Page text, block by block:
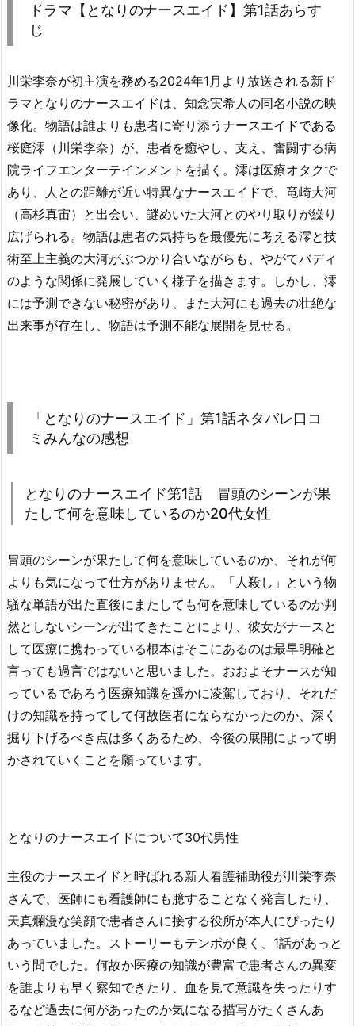
ドラマ【となりのナースエイド】第1話あらす
じ
川栄李奈が初主演を務める2024年1月より放送される新ド
ラマとなりのナースエイドは、知念実希人の同名小説の映
像化。物語は誰よりも患者に寄り添うナースエイドである
桜庭澪（川栄李奈）が、患者を癒やし、支え、奮闘する病
院ライフエンターテインメントを描く。澪は医療オタクで
あり、人との距離が近い特異なナースエイドで、竜崎大河
（高杉真宙）と出会い、謎めいた大河とのやり取りが繰り
広げられる。物語は患者の気持ちを最優先に考える澪と技
術至上主義の大河がぶつかり合いながらも、やがてバディ
のような関係に発展していく様子を描きます。しかし、澪
には予測できない秘密があり、また大河にも過去の壮絶な
出来事が存在し、物語は予測不能な展開を見せる。
「となりのナースエイド」第1話ネタバレ口コ
ミみんなの感想
となりのナースエイド第1話 冒頭のシーンが果
たして何を意味しているのか20代女性
冒頭のシーンが果たして何を意味しているのか、それが何
よりも気になって仕方がありません。「人殺し」という物
騒な単語が出た直後にまたしても何を意味しているのか判
然としないシーンが出てきたことにより、彼女がナースと
して医療に携わっている根本はそこにあるのは最早明確と
言っても過言ではないと思いました。おおよそナースが知
っているであろう医療知識を遥かに凌駕しており、それだ
けの知識を持ってして何故医者にならなかったのか、深く
掘り下げるべき点は多くあるため、今後の展開によって明
かされていくことを願っています。
となりのナースエイドについて30代男性
主役のナースエイドと呼ばれる新人看護補助役が川栄李奈
さんで、医師にも看護師にも臆することなく発言したり、
天真爛漫な笑顔で患者さんに接する役所が本人にぴったり
あっていました。ストーリーもテンポが良く、1話があっと
いう間でした。何故か医療の知識が豊富で患者さんの異変
を誰よりも早く察知できたり、血を見て意識を失ったりす
るなど過去に何があったのか気になる描写がたくさんあ